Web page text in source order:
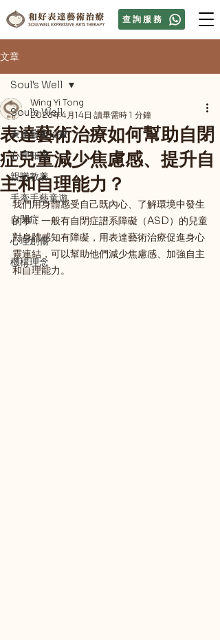
查詢服務
文章
Soul's Well
表達藝術治療
心理知識
親職教養
手牽手藝童遊
自閉症
心理創傷
機構理念
Soul's Well
表達藝術治療如何幫助自閉
症兒童減少焦慮感、提升自
主和自理能力？
Wing Yi Tong
2023年4月14日 讀畢需時 1 分鐘
我們用身體感受自己既內心、了解環境中發生
的事；一般有自閉症譜系障礙（ASD）的兒童
對身體感知有障礙，用表達藝術治療促進身心
靈連結，可以幫助他們減少焦慮感、加強自主
和自理能力。